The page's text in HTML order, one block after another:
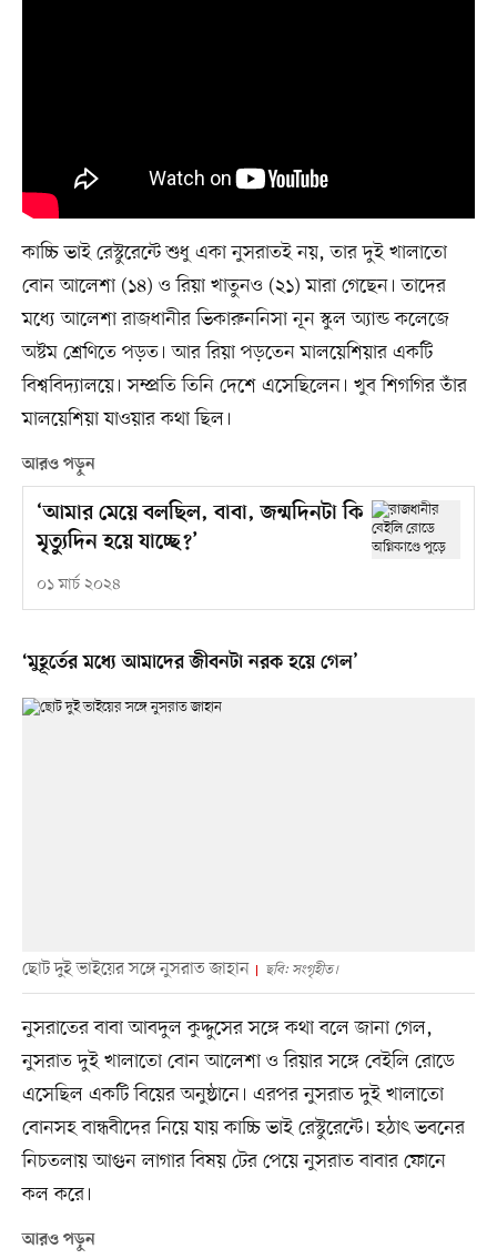
কাচ্চি ভাই রেস্টুরেন্টে শুধু একা নুসরাতই নয়, তার দুই খালাতো
বোন আলেশা (১৪) ও রিয়া খাতুনও (২১) মারা গেছেন। তাদের
মধ্যে আলেশা রাজধানীর ভিকারুননিসা নূন স্কুল অ্যান্ড কলেজে
অষ্টম শ্রেণিতে পড়ত। আর রিয়া পড়তেন মালয়েশিয়ার একটি
বিশ্ববিদ্যালয়ে। সম্প্রতি তিনি দেশে এসেছিলেন। খুব শিগগির তাঁর
মালয়েশিয়া যাওয়ার কথা ছিল।
আরও পড়ুন
‘আমার মেয়ে বলছিল, বাবা, জন্মদিনটা কি
মৃত্যুদিন হয়ে যাচ্ছে?’
০১ মার্চ ২০২৪
‘মুহূর্তের মধ্যে আমাদের জীবনটা নরক হয়ে গেল’
ছোট দুই ভাইয়ের সঙ্গে নুসরাত জাহান ছবি: সংগৃহীত।
নুসরাতের বাবা আবদুল কুদ্দুসের সঙ্গে কথা বলে জানা গেল,
নুসরাত দুই খালাতো বোন আলেশা ও রিয়ার সঙ্গে বেইলি রোডে
এসেছিল একটি বিয়ের অনুষ্ঠানে। এরপর নুসরাত দুই খালাতো
বোনসহ বান্ধবীদের নিয়ে যায় কাচ্চি ভাই রেস্টুরেন্টে। হঠাৎ ভবনের
নিচতলায় আগুন লাগার বিষয় টের পেয়ে নুসরাত বাবার ফোনে
কল করে।
আরও পড়ুন